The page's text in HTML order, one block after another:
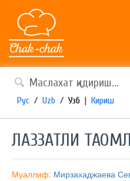
Рус / Uzb / Узб | Кириш
ЛАЗЗАТЛИ
Муаллиф: Мирзахаджаева